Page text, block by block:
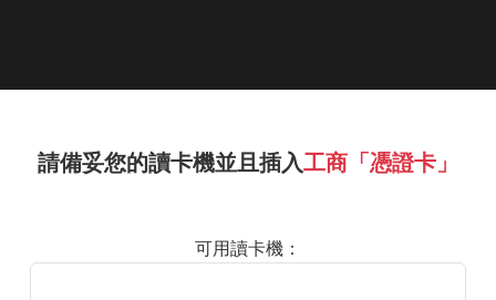
請備妥您的讀卡機並且插入工商「憑證卡」
可用讀卡機：